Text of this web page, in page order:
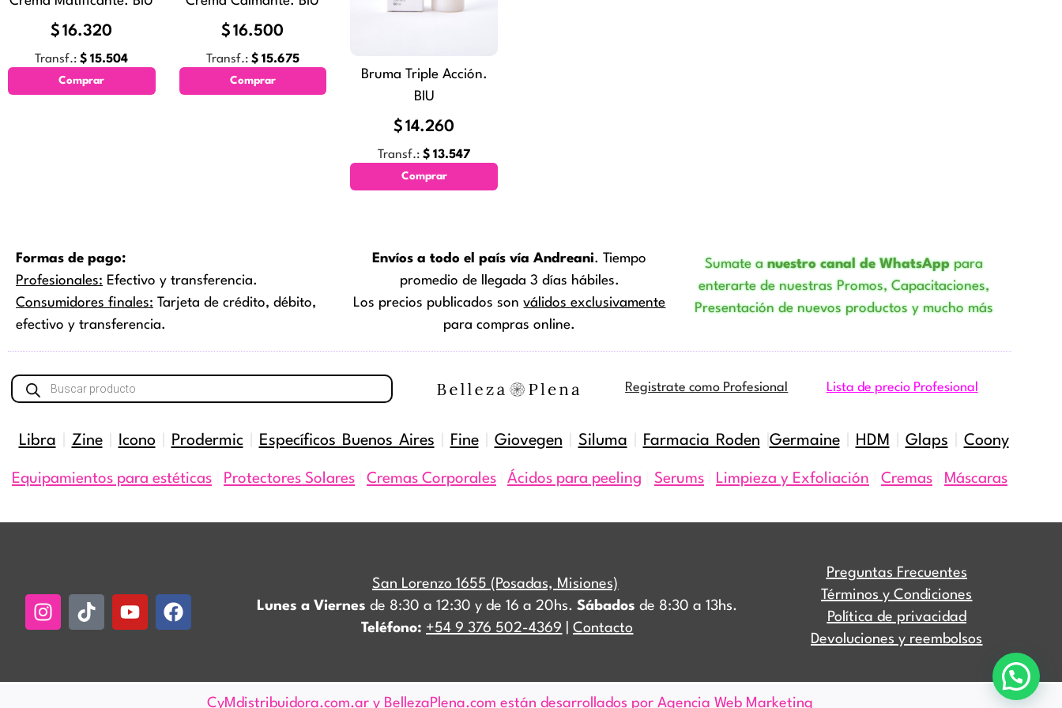
$ 16.320
Transf.: $ 15.504
Comprar
$ 16.500
Transf.: $ 15.675
Comprar
Bruma Triple Acción.
BIU
$ 14.260
Transf.: $ 13.547
Comprar
Formas de pago:
Profesionales: Efectivo y transferencia.
Consumidores finales: Tarjeta de crédito, débito,
efectivo y transferencia.
Envíos a todo el país vía Andreani. Tiempo
promedio de llegada 3 días hábiles.
Los precios publicados sonválidos exclusivamente
para compras online.
Sumate anuestro canal de WhatsApppara
enterarte de nuestras Promos, Capacitaciones,
Presentación de nuevos productos y mucho más
Búsqueda
de
Registrate como Profesional Lista de precio Profesional
Libra Zine| Icono Prodermic| Específicos Buenos Aires Fine| Giovegen Siluma Farmacia Roden Germaine| HDM Glaps Coony
Equipamientos para estéticas Protectores Solares Cremas Corporales Ácidos para peeling Serums Limpieza y Exfoliación Cremas Máscaras
Instagram
TiktokYoutubeFacebook
San Lorenzo 1655 (Posadas, Misiones)
Lunes a Viernes de 8:30 a 12:30 y de 16 a 20hs.Sábados de 8:30 a 13hs.
Teléfono: +54 9 376 502-4369 |Contacto
Preguntas Frecuentes
Términos y Condiciones
Política de privacidad
Devoluciones y reembolsos
CyMdistribuidora.com.ary BellezaPlena.com están desarrollados por Agencia Web Marketing